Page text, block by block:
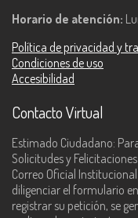
Horario de atención:
Política de privacidad y
Condiciones de uso
Accesibilidad
Contacto Virtual
Estimado Ciudadano:
Solicitudes y
Correo Oficial Institucional
diligenciar el formulario
registrar su petición, se